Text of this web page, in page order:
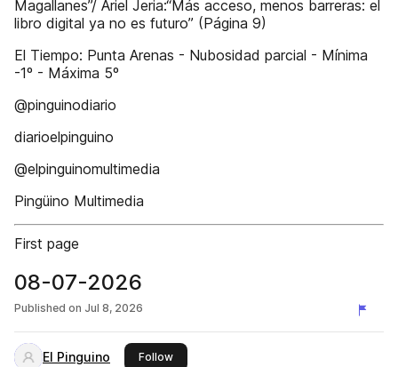
Magallanes”/ Ariel Jeria:“Más acceso, menos barreras: el
libro digital ya no es futuro” (Página 9)
El Tiempo: Punta Arenas - Nubosidad parcial - Mínima
-1º - Máxima 5º
@pinguinodiario
diarioelpinguino
@elpinguinomultimedia
Pingüino Multimedia
First page
08-07-2026
Published on Jul 8, 2026
El Pinguino Followthis publisher